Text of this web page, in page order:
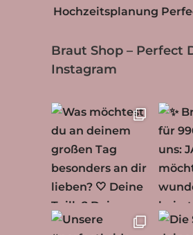
Hochzeitsplanung
Braut Shop – Perfect
Instagram